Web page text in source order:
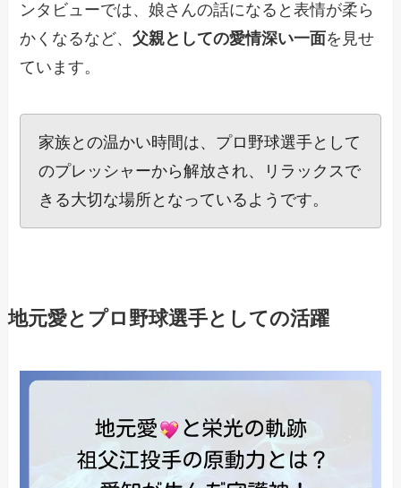
ンタビューでは、娘さんの話になると表情が柔ら
かくなるなど、父親としての愛情深い一面を見せ
ています。
家族との温かい時間は、プロ野球選手として
のプレッシャーから解放され、リラックスで
きる大切な場所となっているようです。
地元愛とプロ野球選手としての活躍